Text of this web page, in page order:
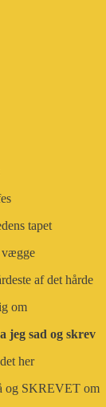
tapet
vægge
af det hårde
om
jeg sad og skrev
her
og SKREVET om